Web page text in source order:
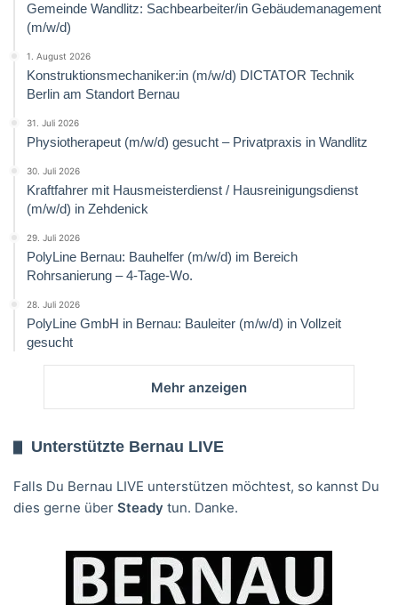
Gemeinde Wandlitz: Sachbearbeiter/in Gebäudemanagement
(m/w/d)
1. August 2026
Konstruktionsmechaniker:in (m/w/d) DICTATOR Technik
Berlin am Standort Bernau
31. Juli 2026
Physiotherapeut (m/w/d) gesucht – Privatpraxis in Wandlitz
30. Juli 2026
Kraftfahrer mit Hausmeisterdienst / Hausreinigungsdienst
(m/w/d) in Zehdenick
29. Juli 2026
PolyLine Bernau: Bauhelfer (m/w/d) im Bereich
Rohrsanierung – 4-Tage-Wo.
28. Juli 2026
PolyLine GmbH in Bernau: Bauleiter (m/w/d) in Vollzeit
gesucht
Mehr anzeigen
Unterstützte Bernau LIVE
Falls Du Bernau LIVE unterstützen möchtest, so kannst Du
dies gerne über Steady tun. Danke.